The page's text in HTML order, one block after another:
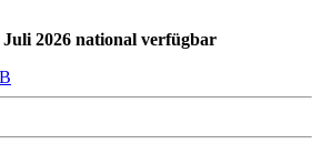
2026 national verfügbar